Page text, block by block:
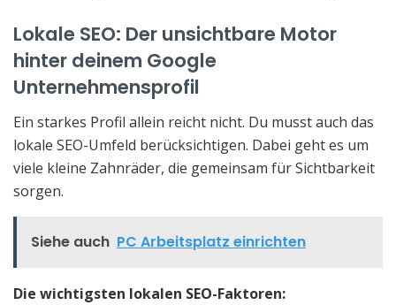
Lokale SEO: Der unsichtbare Motor
hinter deinem Google
Unternehmensprofil
Ein starkes Profil allein reicht nicht. Du musst auch das
lokale SEO-Umfeld berücksichtigen. Dabei geht es um
viele kleine Zahnräder, die gemeinsam für Sichtbarkeit
sorgen.
Siehe auch PC Arbeitsplatz einrichten
Die wichtigsten lokalen SEO-Faktoren: